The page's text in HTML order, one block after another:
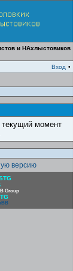
и НАхлыстовиков
Вход •
текущий момент
версию
Group